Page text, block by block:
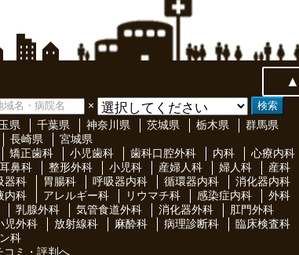
▲
×
県 千葉県 神奈川県 茨城県 栃木県
群馬県
長崎県
宮城県
矯正歯科 小児歯科 歯科口腔外科 内科
心療内科
耳鼻科 整形外科 小児科 産婦人科 婦人科
産科
器科 胃腸科 呼吸器内科 循環器内科
消化器内科
内科 アレルギー科 リウマチ科 感染症内科
外科
乳腺外科 気管食道外科 消化器外科
肛門外科
児外科 放射線科 麻酔科 病理診断科
臨床検査科
科
コミ・評判へ